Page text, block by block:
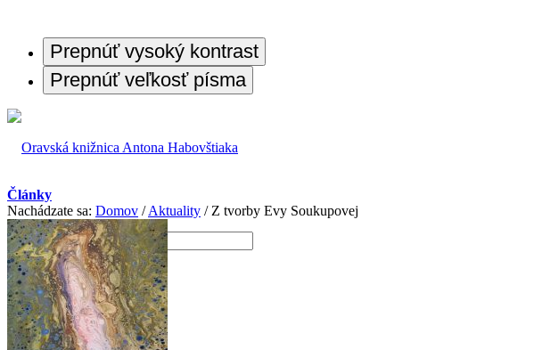
Prepnúť vysoký kontrast
Prepnúť veľkosť písma
O knižnici
Články
Nachádzate sa: Domov / Aktuality / Z tvorby Evy Soukupovej